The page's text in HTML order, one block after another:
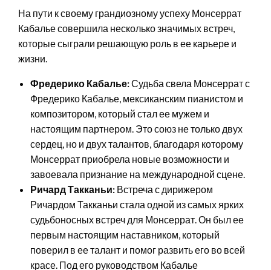
На пути к своему грандиозному успеху Монсеррат
Кабалье совершила несколько значимых встреч,
которые сыграли решающую роль в ее карьере и
жизни.
Фредерико Кабалье:Судьба свела Монсеррат с
Фредерико Кабалье, мексиканским пианистом и
композитором, который стал ее мужем и
настоящим партнером. Это союз не только двух
сердец, но и двух талантов, благодаря которому
Монсеррат приобрела новые возможности и
завоевала признание на международной сцене.
Ричард Такканьи: Встреча с дирижером
Ричардом Такканьи стала одной из самых ярких
судьбоносных встреч для Монсеррат. Он был ее
первым настоящим наставником, который
поверил в ее талант и помог развить его во всей
красе. Под его руководством Кабалье